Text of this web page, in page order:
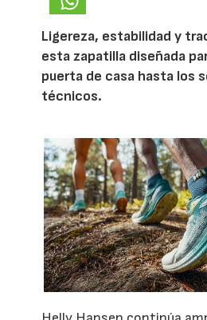
Ligereza, estabilidad y
esta zapatilla diseñada
puerta de casa hasta los
técnicos.